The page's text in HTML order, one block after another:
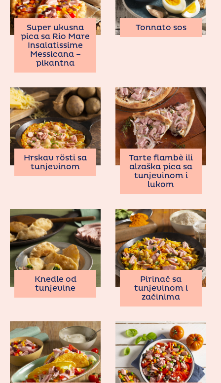
Super ukusna
pica sa Rio Mare
Insalatissime
Messicana –
pikantna
Tonnato sos
Hrskav rösti sa
tunjevinom
Tarte flambè ili
alzaška pica sa
tunjevinom i
lukom
Knedle od
tunjevine
Pirinač sa
tunjevinom i
začinima